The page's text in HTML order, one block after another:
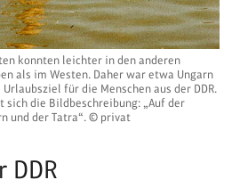
konnten leichter in den anderen
als im Westen. Daher war etwa Ungarn
für die Menschen aus der DDR.
die Bildbeschreibung: „Auf der
und der Tatra“. © privat
DDR